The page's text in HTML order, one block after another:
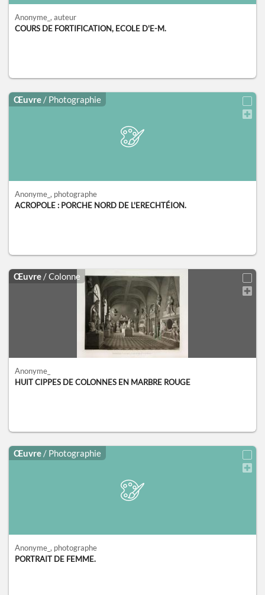
Anonyme_ , auteur
COURS DE FORTIFICATION, ECOLE D'E-M.
Œuvre / Photographie
Anonyme_ , photographe
ACROPOLE : PORCHE NORD DE L'ERECHTÉION.
Œuvre / Colonne
Anonyme_
HUIT CIPPES DE COLONNES EN MARBRE ROUGE
Œuvre / Photographie
Anonyme_ , photographe
PORTRAIT DE FEMME.